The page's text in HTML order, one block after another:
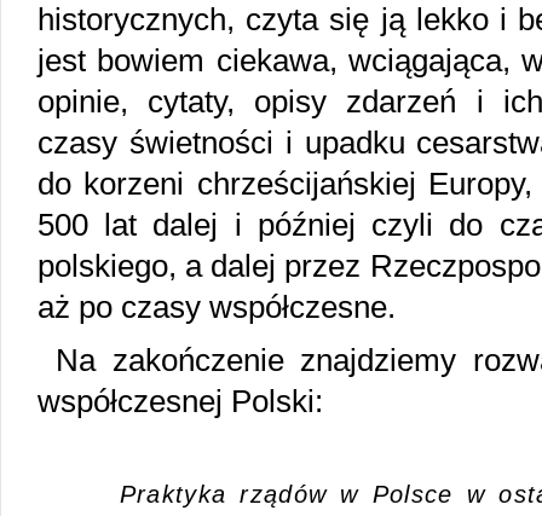
historycznych, czyta się ją lekko i
jest bowiem ciekawa, wciągająca,
opinie, cytaty, opisy zdarzeń i
czasy świetności i upadku
do korzeni chrześcijańskiej
500 lat dalej i później czyli do
polskiego, a dalej przez
aż po czasy współczesne.
Na zakończenie znajdziemy
współczesnej Polski:
Praktyka rządów w Polsce w